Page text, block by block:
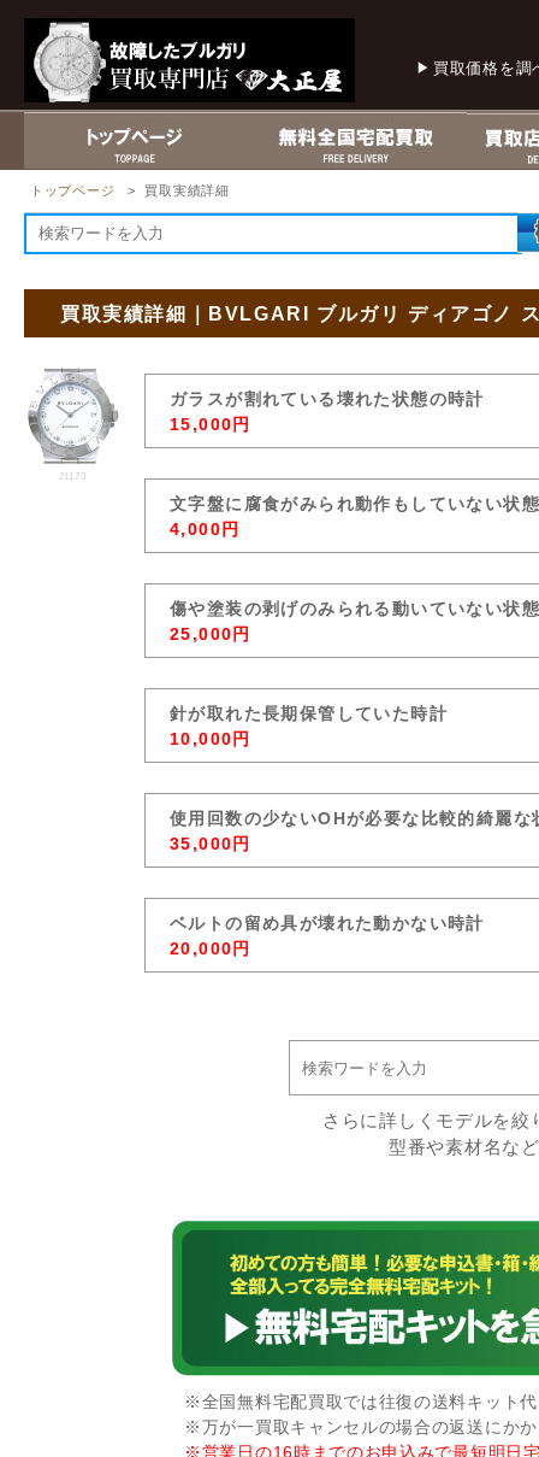
買取価格を調
トップページ > 買取実績詳細
買取実績詳細｜BVLGARI ブルガリ ディアゴノ
21173
ガラスが割れている壊れた状態の時計
15,000円
文字盤に腐食がみられ動作もしていない状態
4,000円
傷や塗装の剥げのみられる動いていない状態
25,000円
針が取れた長期保管していた時計
10,000円
使用回数の少ないOHが必要な比較的綺麗な
35,000円
ベルトの留め具が壊れた動かない時計
20,000円
さらに詳しくモデルを
型番や素材名な
※全国無料宅配買取では往復の送料キット
※万が一買取キャンセルの場合の返送にか
※営業日の16時までのお申込みで最短明日